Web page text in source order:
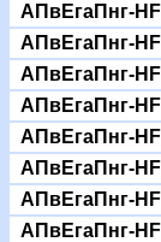
АПвЕгаПнг-
АПвЕгаПнг-
АПвЕгаПнг-
АПвЕгаПнг-
АПвЕгаПнг-
АПвЕгаПнг-
АПвЕгаПнг-
АПвЕгаПнг-